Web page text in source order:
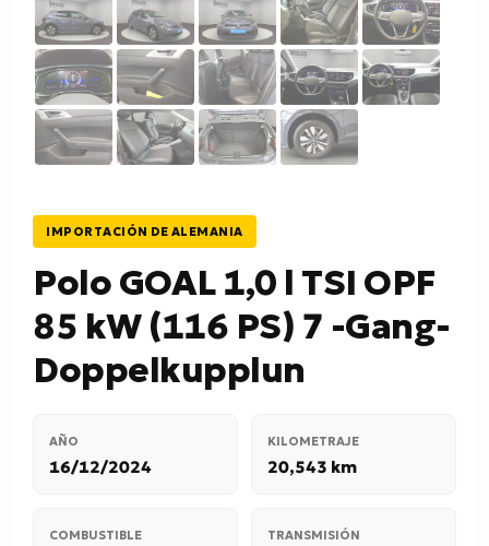
IMPORTACIÓN DE ALEMANIA
Polo GOAL 1,0 l TSI OPF
85 kW (116 PS) 7 -Gang-
Doppelkupplun
AÑO
16/12/2024
KILOMETRAJE
20,543 km
COMBUSTIBLE TRANSMISIÓN